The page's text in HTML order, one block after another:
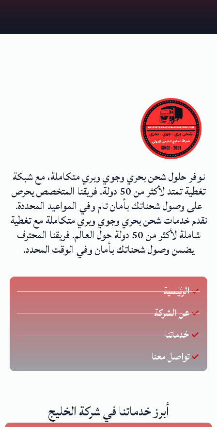
نوفر حلول شحن بحري وجوي وبري متكاملة، مع شبكة
تغطية تمتد لأكثر من 50 دولة. فريقنا المتخصص يحرص
على وصول شحناتك بأمان تام وفي المواعيد المحددة.
نقدم خدمات شحن بحري وجوي وبري متكاملة مع تغطية
شاملة لأكثر من 50 دولة حول العالم. فريقنا المحترف
يضمن وصول شحناتك بأمان وفي الوقت المحدد.
الرئيسية
عن الشركة
خدماتنا
تواصل معنا
أبرز خدماتنا في شركة الخليج